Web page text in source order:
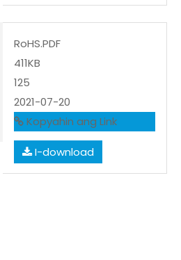
RoHS.PDF
411KB
125
2021-07-20
Kopyahin ang Link
I-download